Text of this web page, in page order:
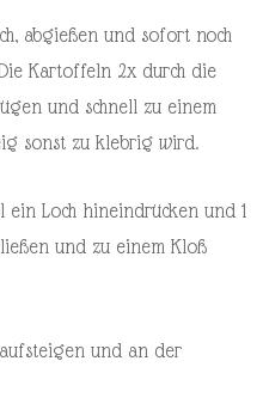
abgießen und sofort noch
Kartoffeln 2x durch die
und schnell zu einem
sonst zu klebrig wird.
Loch hineindrücken und 1
und zu einem Kloß
und an der